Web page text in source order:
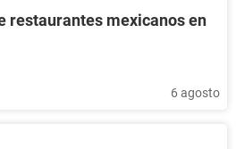
restaurantes mexicanos en
6 agosto